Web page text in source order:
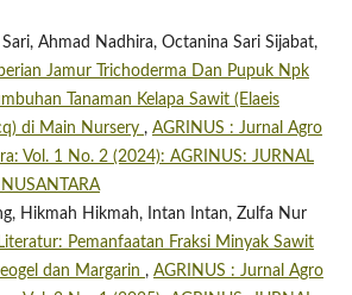
Ahmad Nadhira, Octanina Sari Sijabat,
Jamur Trichoderma Dan Pupuk Npk
Tanaman Kelapa Sawit (Elaeis
di Main Nursery , AGRINUS : Jurnal Agro
Vol. 1 No. 2 (2024): AGRINUS: JURNAL
Hikmah Hikmah, Intan Intan, Zulfa Nur
Pemanfaatan Fraksi Minyak Sawit
dan Margarin , AGRINUS : Jurnal Agro